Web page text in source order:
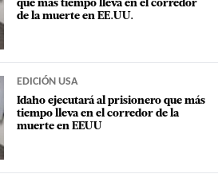
que más tiempo lleva en el corredor
de la muerte en EE.UU.
EDICIÓN USA
Idaho ejecutará al prisionero que más
tiempo lleva en el corredor de la
muerte en EEUU